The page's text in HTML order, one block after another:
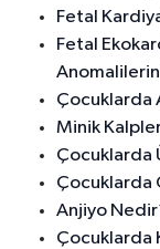
Fetal
Fetal
Anomalilerin
Çocuklarda
Minik Kalpler
Çocuklarda
Çocuklarda
Anjiyo
Çocuklarda